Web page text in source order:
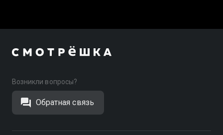
Возникли вопросы?
Обратная связь